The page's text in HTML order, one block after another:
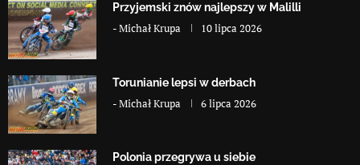
Przyjemski znów najlepszy w Malilli
-Michał Krupa 10 lipca 2026
Torunianie lepsi w derbach
-Michał Krupa 6 lipca 2026
Polonia przegrywa u siebie